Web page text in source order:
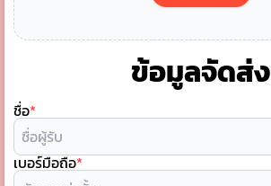
ข้อมูลจัดส่ง
ชื่อ*
เบอร์มือถือ*